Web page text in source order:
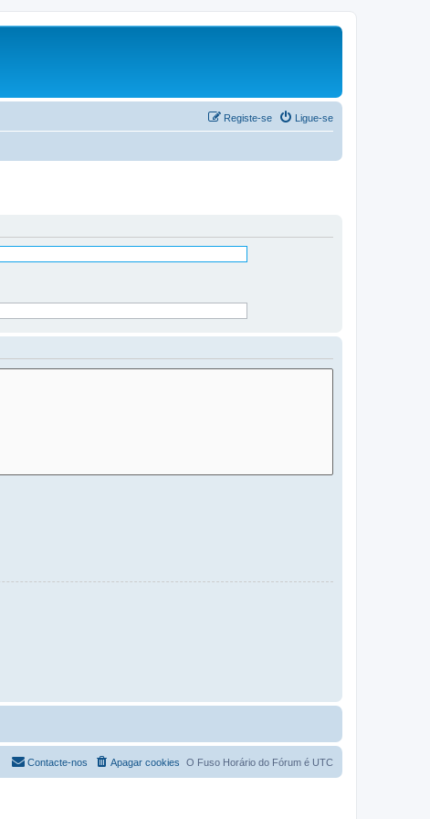
Ligue-se
Registe-se
O Fuso Horário do Fórum é UTC
Apagar cookies
Contacte-nos